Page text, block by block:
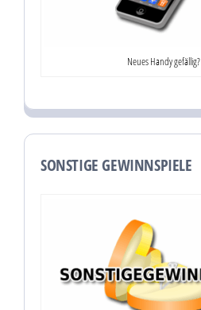
Neues Handy gefällig?
SONSTIGE GEWINNSPIELE